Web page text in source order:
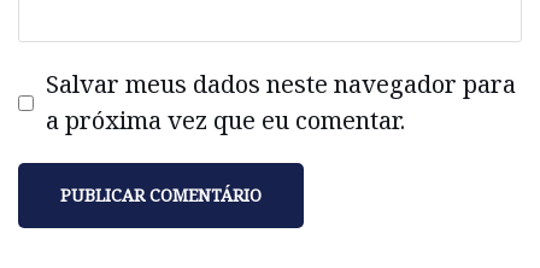
Salvar meus dados neste navegador para
a próxima vez que eu comentar.